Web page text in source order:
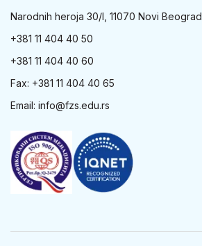
Narodnih heroja 30/I, 11070 Novi Beograd
+381 11 404 40 50
+381 11 404 40 60
Fax: +381 11 404 40 65
Email: info@fzs.edu.rs